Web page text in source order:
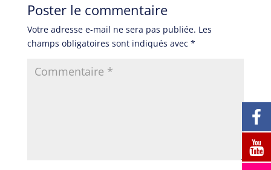
Poster le commentaire
Votre adresse e-mail ne sera pas publiée. Les
champs obligatoires sont indiqués avec *